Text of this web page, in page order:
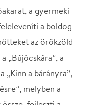
a
nevű
A
A